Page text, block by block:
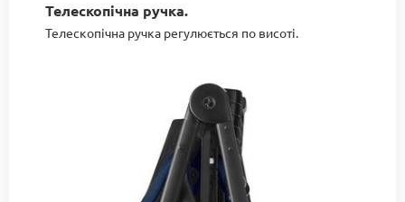
Телескопічна ручка.
Телескопічна ручка регулюється по висоті.